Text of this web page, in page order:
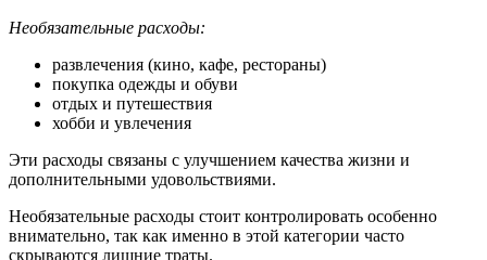
Необязательные расходы:
развлечения (кино, кафе, рестораны)
покупка одежды и обуви
отдых и путешествия
хобби и увлечения
Эти расходы связаны с улучшением качества жизни и
дополнительными удовольствиями.
Необязательные расходы стоит контролировать особенно
внимательно, так как именно в этой категории часто
скрываются лишние траты.